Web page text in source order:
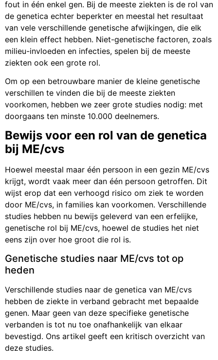
fout in één enkel gen. Bij de meeste ziekten is de rol van
de genetica echter beperkter en meestal het resultaat
van vele verschillende genetische afwijkingen, die elk
een klein effect hebben. Niet-genetische factoren, zoals
milieu-invloeden en infecties, spelen bij de meeste
ziekten ook een grote rol.
Om op een betrouwbare manier de kleine genetische
verschillen te vinden die bij de meeste ziekten
voorkomen, hebben we zeer grote studies nodig: met
doorgaans ten minste 10.000 deelnemers.
Bewijs voor een rol van de genetica
bij ME/cvs
Hoewel meestal maar één persoon in een gezin ME/cvs
krijgt, wordt vaak meer dan één persoon getroffen. Dit
wijst erop dat een verhoogd risico om ziek te worden
door ME/cvs, in families kan voorkomen. Verschillende
studies hebben nu bewijs geleverd van een erfelijke,
genetische rol bij ME/cvs, hoewel de studies het niet
eens zijn over hoe groot die rol is.
Genetische studies naar ME/cvs tot op
heden
Verschillende studies naar de genetica van ME/cvs
hebben de ziekte in verband gebracht met bepaalde
genen. Maar geen van deze specifieke genetische
verbanden is tot nu toe onafhankelijk van elkaar
bevestigd. Ons artikel geeft een kritisch overzicht van
deze studies.